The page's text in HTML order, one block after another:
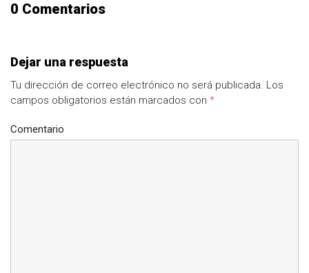
0 Comentarios
Dejar una respuesta
Tu dirección de correo electrónico no será publicada. Los
campos obligatorios están marcados con *
Comentario